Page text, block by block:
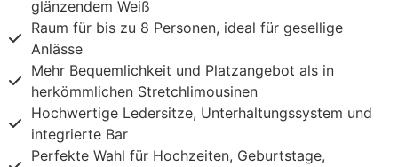
glänzendem Weiß
Raum für bis zu 8 Personen, ideal für gesellige
Anlässe
Mehr Bequemlichkeit und Platzangebot als in
herkömmlichen Stretchlimousinen
Hochwertige Ledersitze, Unterhaltungssystem und
integrierte Bar
Perfekte Wahl für Hochzeiten, Geburtstage,